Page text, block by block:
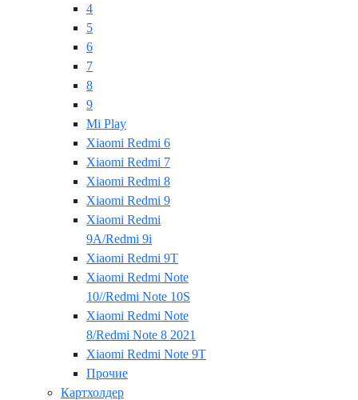
4
5
6
7
8
9
Mi Play
Xiaomi Redmi 6
Xiaomi Redmi 7
Xiaomi Redmi 8
Xiaomi Redmi 9
Xiaomi Redmi
9A/Redmi 9i
Xiaomi Redmi 9T
Xiaomi Redmi Note
10//Redmi Note 10S
Xiaomi Redmi Note
8/Redmi Note 8 2021
Xiaomi Redmi Note 9T
Прочие
Картхолдер